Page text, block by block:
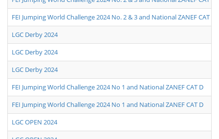
FEI Jumping World Challenge 2024 No. 2 & 3 and National ZANEF CAT D
LGC Derby 2024
LGC Derby 2024
LGC Derby 2024
FEI Jumping World Challenge 2024 No 1 and National ZANEF CAT D
FEI Jumping World Challenge 2024 No 1 and National ZANEF CAT D
LGC OPEN 2024